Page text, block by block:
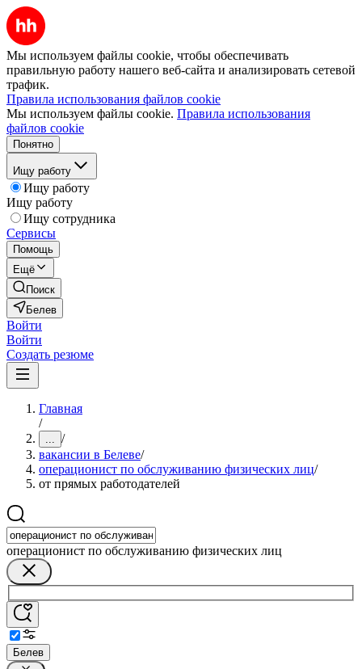
Мы используем файлы cookie, чтобы обеспечивать
правильную работу нашего веб-сайта и анализировать сетевой
трафик.
Правила использования файлов cookie
Мы используем файлы cookie. Правила использования
файлов cookie
Понятно
Ищу работу
Ищу работу
Ищу работу
Ищу сотрудника
Сервисы
Помощь
Ещё
Поиск
Белев
Войти
Войти
Создать резюме
Главная
/
... /
вакансии в Белеве/
операционист по обслуживанию физических лиц/
от прямых работодателей
операционист по обслуживанию физических лиц
Белев